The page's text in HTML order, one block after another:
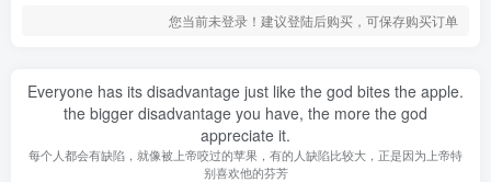
您当前未登录！建议登陆后购买，可保存购买订单
Everyone has its disadvantage just like the god bites the apple.
the bigger disadvantage you have, the more the god
appreciate it.
每个人都会有缺陷，就像被上帝咬过的苹果，有的人缺陷比较大，正是因为上帝特
别喜欢他的芬芳